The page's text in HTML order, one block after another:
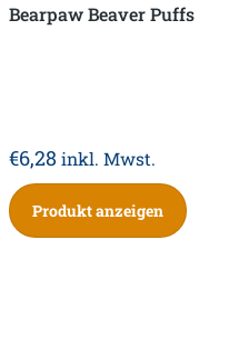
Bearpaw Beaver Puffs
€6,28 inkl. Mwst.
Produkt anzeigen